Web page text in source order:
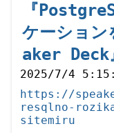
『
ケーショ
aker Deck
2025/7/4
https://
resqlno-
sitemiru